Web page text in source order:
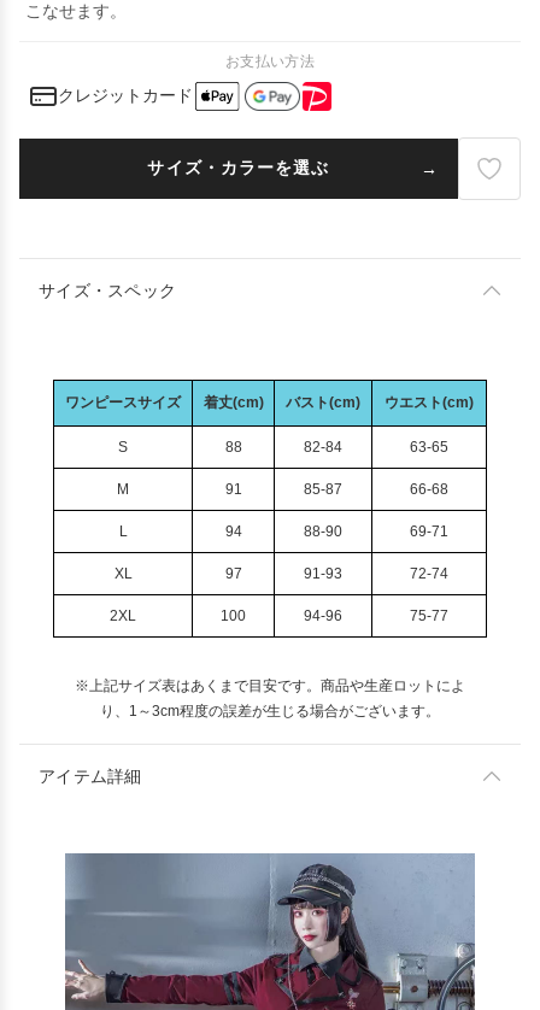
こなせます。
お支払い方法
クレジットカード
サイズ・カラーを選ぶ
サイズ・スペック
ワンピースサイズ 着丈(cm) バスト(cm) ウエスト(cm)
S 88 82-84 63-65
M 91 85-87 66-68
L 94 88-90 69-71
XL 97 91-93 72-74
2XL 100 94-96 75-77
※上記サイズ表はあくまで目安です。商品や生産ロットによ
り、1～3cm程度の誤差が生じる場合がございます。
アイテム詳細